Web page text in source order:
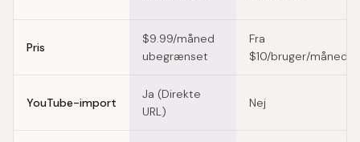
Pris
$9.99/måned
ubegrænset
Fra
$10/bruger/måned
YouTube-import
Ja (Direkte
URL)
Nej